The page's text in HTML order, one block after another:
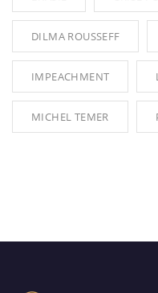
DILMA ROUSSEFF
IMPEACHMENT
MICHEL TEMER